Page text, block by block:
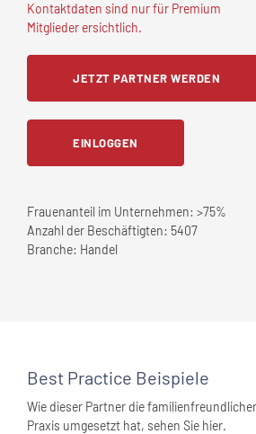
Kontaktdaten sind nur für Premium
Mitglieder ersichtlich.
JETZT PARTNER WERDEN
EINLOGGEN
Frauenanteil im Unternehmen: >75%
Anzahl der Beschäftigten: 5407
Branche: Handel
Best Practice Beispiele
Wie dieser Partner die
Praxis umgesetzt hat, sehen Sie hier.